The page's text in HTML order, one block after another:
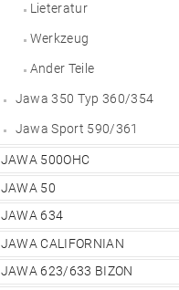
Lieteratur
Werkzeug
Ander Teile
Jawa 350 Typ 360/354
Jawa Sport 590/361
JAWA 500OHC
JAWA 50
JAWA 634
JAWA CALIFORNIAN
JAWA 623/633 BIZON